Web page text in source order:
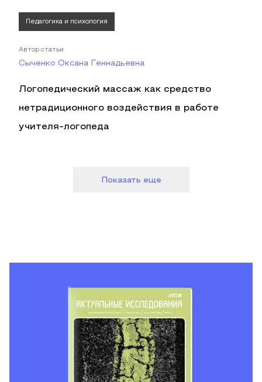
Педагогика и психология
Автор статьи
Сыченко Оксана Геннадьевна
Логопедический массаж как средство
нетрадиционного воздействия в работе
учителя-логопеда
Показать еще